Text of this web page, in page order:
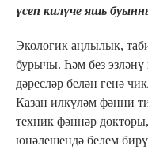
үсеп килүче яшь
Экологик аңлылык,
бурычы. Һәм без
дәресләр белән генә
Казан илкүләм фәнни
техник фәннәр
юнәлешендә белем